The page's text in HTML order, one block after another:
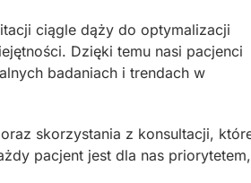
ciągle dąży do optymalizacji
Dzięki temu nasi pacjenci
badaniach i trendach w
skorzystania z konsultacji,
pacjent jest dla nas priorytetem,